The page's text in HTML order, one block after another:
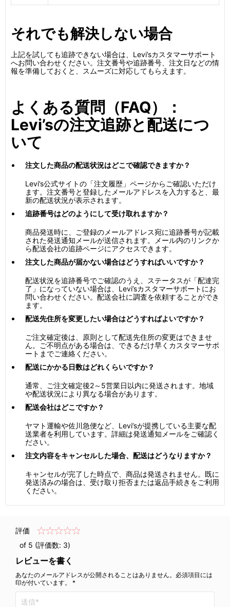
それでも解決しない場合
上記を試しても追跡できない場合は、Levi’sカスタマーサポート
へお問い合わせください。注文番号や追跡番号、注文日などの情
報を準備しておくと、スムーズに対応してもらえます。
よくある質問（FAQ）：
Levi’sの注文追跡と配送につ
いて
注文した商品の配送状況はどこで確認できますか？
Levi’s公式サイトの「注文履歴」ページからご確認いただけ
ます。注文番号と登録したメールアドレスを入力すると、最
新の配送状況が表示されます。
追跡番号はどのようにして受け取れますか？
商品発送時に、ご登録のメールアドレス宛に追跡番号が記載
された発送通知メールが送信されます。メール内のリンクか
ら配送会社の追跡ページにアクセスできます。
注文した商品が届かない場合はどうすればいいですか？
配送状況を追跡番号でご確認のうえ、ステータスが「配達完
了」になっていない場合は、Levi’sカスタマーサポートにお
問い合わせください。配送会社に調査を依頼することができ
ます。
配送先住所を変更したい場合はどうすればよいですか？
ご注文確定後は、原則として配送先住所の変更はできませ
ん。ご不明点がある場合は、できるだけ早くカスタマーサポ
ートまでご連絡ください。
配送にかかる日数はどれくらいですか？
通常、ご注文確定後2～5営業日以内に発送されます。地域
や配送状況により異なる場合があります。
配送会社はどこですか？
ヤマト運輸や佐川急便など、Levi’sが提携している主要な配
送業者を利用しています。詳細は発送通知メールをご確認く
ださい。
注文内容をキャンセルした場合、配送はどうなりますか？
キャンセルが完了した時点で、商品は発送されません。既に
発送済みの場合は、受け取り拒否または返品手続きをご利用
ください。
評価
of 5 (評価数: 3)
レビューを書く
あなたのメールアドレスが公開されることはありません。必須項目には
印が付いています。 *